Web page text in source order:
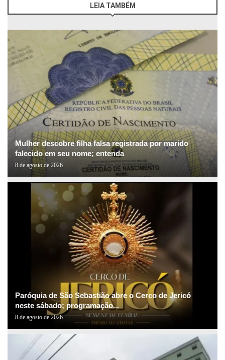
LEIA TAMBÉM
Mulher descobre filha falsa registrada por marido
falecido em seu nome; entenda
8 de agosto de 2026
Paróquia de São Sebastião abre o Cerco de Jericó
neste sábado; programação...
8 de agosto de 2026